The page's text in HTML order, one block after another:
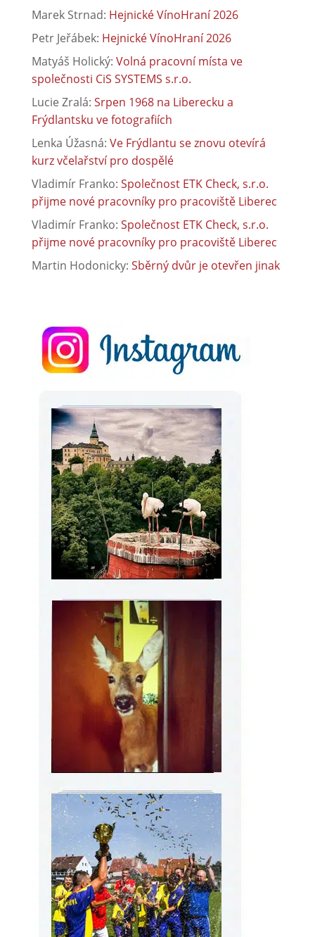
Marek Strnad: Hejnické VínoHraní 2026
Petr Jeřábek: Hejnické VínoHraní 2026
Matyáš Holický: Volná pracovní místa ve
společnosti CiS SYSTEMS s.r.o.
Lucie Zralá: Srpen 1968 na Liberecku a
Frýdlantsku ve fotografiích
Lenka Úžasná: Ve Frýdlantu se znovu otevírá
kurz včelařství pro dospělé
Vladimír Franko: Společnost ETK Check, s.r.o.
přijme nové pracovníky pro pracoviště Liberec
Vladimír Franko: Společnost ETK Check, s.r.o.
přijme nové pracovníky pro pracoviště Liberec
Martin Hodonicky: Sběrný dvůr je otevřen jinak